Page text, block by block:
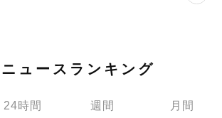
ニュースランキング
24時間 週間 月間